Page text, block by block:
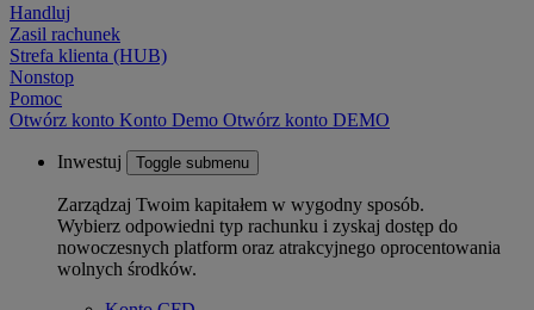
Handluj
Zasil rachunek
Strefa klienta (HUB)
Nonstop
Pomoc
Otwórz konto Konto Demo Otwórz konto DEMO
Inwestuj Toggle submenu
Zarządzaj Twoim kapitałem w wygodny sposób.
Wybierz odpowiedni typ rachunku i zyskaj dostęp do
nowoczesnych platform oraz atrakcyjnego oprocentowania
wolnych środków.